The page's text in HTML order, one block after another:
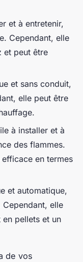
et à entretenir,
Cependant, elle
et peut être
et sans conduit,
elle peut être
à installer et à
des flammes.
en termes
et automatique,
elle
en pellets et un
de vos